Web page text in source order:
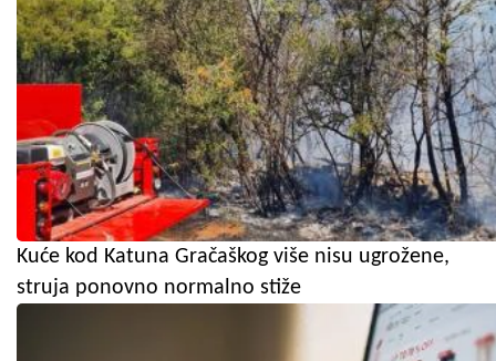
Kuće kod Katuna Gračaškog više nisu ugrožene,
struja ponovno normalno stiže